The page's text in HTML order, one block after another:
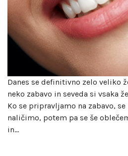
Danes se definitivno zelo veliko
neko zabavo in seveda si vsaka
Ko se pripravljamo na zabavo,
naličimo, potem pa se še
in…